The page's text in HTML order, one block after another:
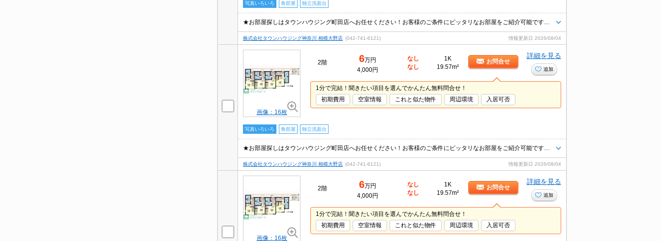
写真いろいろ 角部屋 独立洗面台
株式会社タウンハウジング神奈川 相模大野店 (042-741-6121) 情報更新日 2026/08/04
画像：16枚
2階 6万円
4,000円
なし
なし
1K
19.57m²
お問合せ
詳細を見る
追加
1分で完結！聞きたい項目を選んでかんたん無料問合せ！
初期費用
空室情報 これと似た物件 周辺環境 入居可否
写真いろいろ 角部屋 独立洗面台
株式会社タウンハウジング神奈川 相模大野店 (042-741-6121) 情報更新日 2026/08/04
画像：16枚
2階 6万円
4,000円
なし
なし
1K
19.57m²
お問合せ
詳細を見る
追加
1分で完結！聞きたい項目を選んでかんたん無料問合せ！
初期費用
空室情報 これと似た物件 周辺環境 入居可否